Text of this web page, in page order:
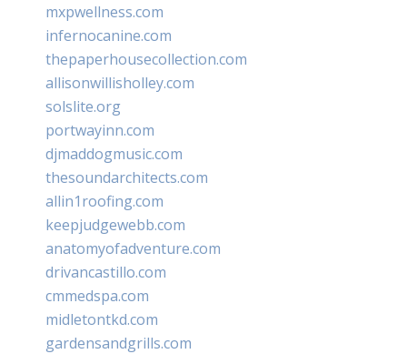
mxpwellness.com
infernocanine.com
thepaperhousecollection.com
allisonwillisholley.com
solslite.org
portwayinn.com
djmaddogmusic.com
thesoundarchitects.com
allin1roofing.com
keepjudgewebb.com
anatomyofadventure.com
drivancastillo.com
cmmedspa.com
midletontkd.com
gardensandgrills.com